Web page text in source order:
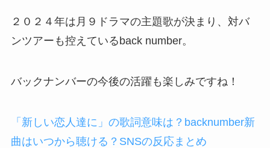
２０２４年は月９ドラマの主題歌が決まり、対バ
ンツアーも控えているback number。
バックナンバーの今後の活躍も楽しみですね！
「新しい恋人達に」の歌詞意味は？backnumber新
曲はいつから聴ける？SNSの反応まとめ